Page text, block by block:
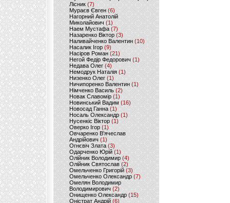
Лісник (7)
Мураєв Євген(6)
Нагорний Анатолій
Миколайович (1)
Наем Мустафа (7)
Назаренко Віктор (3)
Наливайченко Валентин (10)
Насалик Ігор(9)
Насіров Роман (21)
Негой Федір Федорович(1)
Недава Олег(4)
Немодрук Наталія(1)
Низенко Олег (1)
Ничипоренко Валентин (1)
Німченко Василь (2)
Новак Славомір (1)
Новинський Вадим (16)
Новосад Ганна (1)
Носаль Олександр (1)
Нусенкіс Віктор (1)
Оверко Ігор (1)
Овчаренко В'ячеслав
Андрійович(1)
Огнєвіч Злата (3)
Одарченко Юрій(1)
Олійник Володимир (4)
Олійник Святослав (2)
Омельченко Григорій (3)
Омельченко Олександр(7)
Омелян Володимир
Володимирович (2)
Онищенко Олександр (15)
Оністрат Андрій (6)